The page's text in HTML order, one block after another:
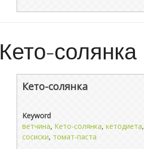
Кето-солянка
Кето-солянка
Keyword
ветчина, Кето-солянка, кетодиета,
сосиски, томат-паста